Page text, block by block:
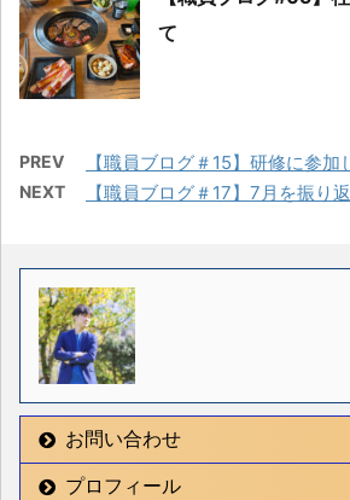
て
PREV 【職員ブログ＃15】研修に参加
NEXT 【職員ブログ＃17】7月を振り
お問い合わせ
プロフィール